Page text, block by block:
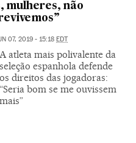
mulheres, não
07, 2019 - 15:18 EDT
A atleta mais polivalente da
seleção espanhola defende
os direitos das jogadoras:
“Seria bom se me ouvissem
mais”